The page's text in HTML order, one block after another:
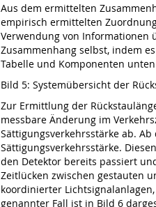
Aus dem ermittelten
empirisch ermittelten
Verwendung von Informationen
Zusammenhang selbst, indem
Tabelle und Komponenten
Bild 5: Systemübersicht der
Zur Ermittlung der
messbare Änderung im
Sättigungsverkehrsstärke ab.
Sättigungsverkehrsstärke.
den Detektor bereits passiert
Zeitlücken zwischen gestauten
koordinierter
genannter Fall ist in Bild 6